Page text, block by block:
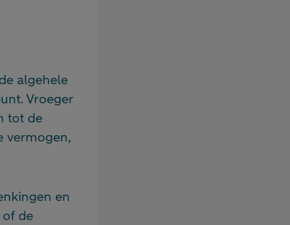
algehele
Vroeger
tot de
vermogen,
en
of de